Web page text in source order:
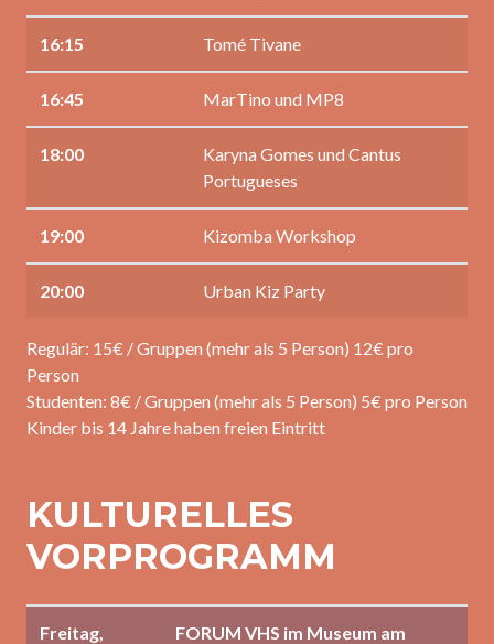
16:15 Tomé Tivane
16:45 MarTino und MP8
18:00
Karyna Gomes und Cantus
Portugueses
19:00 Kizomba Workshop
20:00 Urban Kiz Party
Regulär: 15€ / Gruppen (mehr als 5 Person) 12€ pro
Person
Studenten: 8€ / Gruppen (mehr als 5 Person) 5€ pro Person
Kinder bis 14 Jahre haben freien Eintritt
KULTURELLES
VORPROGRAMM
Freitag,
FORUM VHS im Museum am